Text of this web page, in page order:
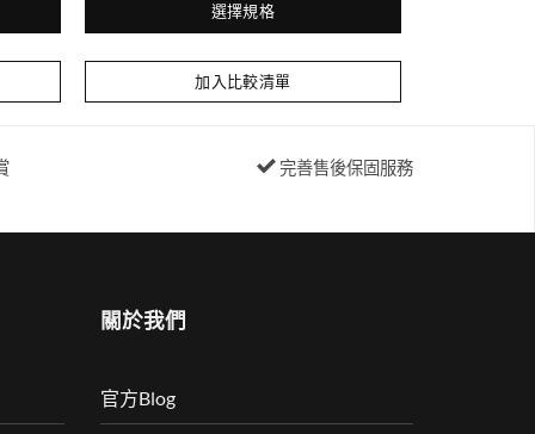
選擇規格
品
式。
加入比較清單
完善售後保固服務
關於我們
官方Blog